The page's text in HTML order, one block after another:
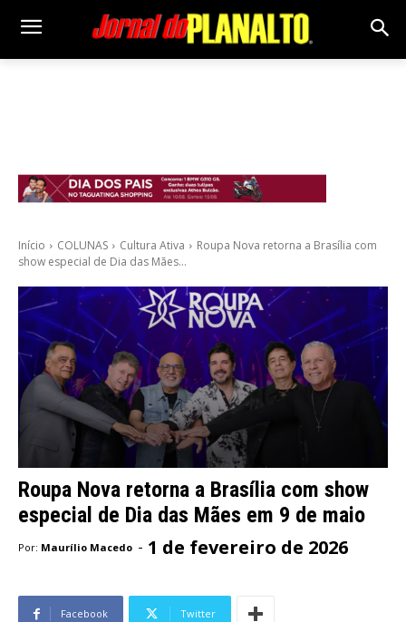
Início COLUNAS Cultura Ativa
Roupa Nova retorna a Brasília com
show especial de Dia das Mães...
Roupa Nova retorna a Brasília com show
especial de Dia das Mães em 9 de maio
Por: Maurílio Macedo - 1 de fevereiro de 2026
Facebook Twitter